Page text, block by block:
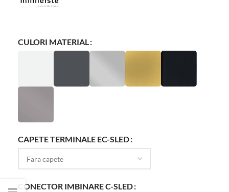
CULORI MATERIAL
CAPETE TERMINALE EC-SLED
CONECTOR IMBINARE C-SLED